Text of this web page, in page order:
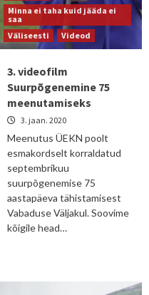
Minna ei taha kuid jääda ei
saa
Väliseesti
Videod
3. videofilm
Suurpõgenemine 75
meenutamiseks
3. jaan. 2020
Meenutus ÜEKN poolt
esmakordselt korraldatud
septembrikuu
suurpõgenemise 75
aastapäeva tähistamisest
Vabaduse Väljakul. Soovime
kõigile head…